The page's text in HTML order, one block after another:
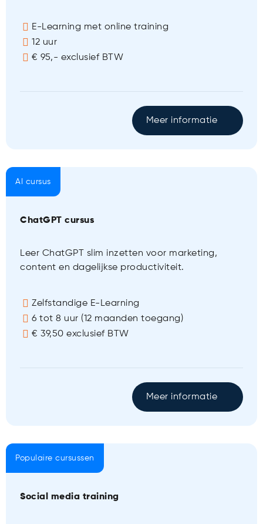
E-Learning met online training
12 uur
€ 95,- exclusief BTW
Meer informatie
AI cursus
ChatGPT cursus
Leer ChatGPT slim inzetten voor marketing,
content en dagelijkse productiviteit.
Zelfstandige E-Learning
6 tot 8 uur (12 maanden toegang)
€ 39,50 exclusief BTW
Meer informatie
Populaire cursussen
Social media training